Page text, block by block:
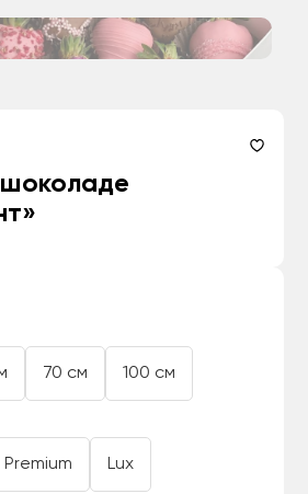
шоколаде
70 см 100 см
Premium Lux